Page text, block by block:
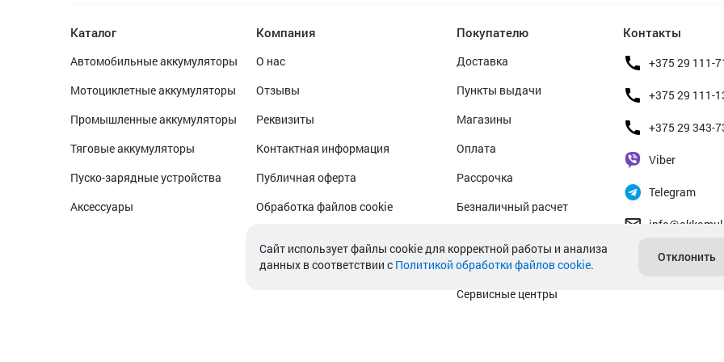
Каталог
Автомобильные аккумуляторы
Мотоциклетные аккумуляторы
Промышленные аккумуляторы
Тяговые аккумуляторы
Пуско-зарядные устройства
Аксессуары
Компания
О нас
Отзывы
Реквизиты
Контактная информация
Публичная оферта
Обработка файлов cookie
Покупателю
Доставка
Пункты выдачи
Магазины
Оплата
Рассрочка
Безналичный расчет
Гарантийное обслуживание
Сервисные центры
Контакты
+375 29 111-
+375 29 111-
+375 29 343-
Viber
Telegram
Cайт использует файлы cookie для корректной работы и анализа
данных в соответствии с Политикой обработки файлов cookie.
Отклонить